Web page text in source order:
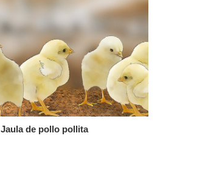
Jaula de pollo pollita